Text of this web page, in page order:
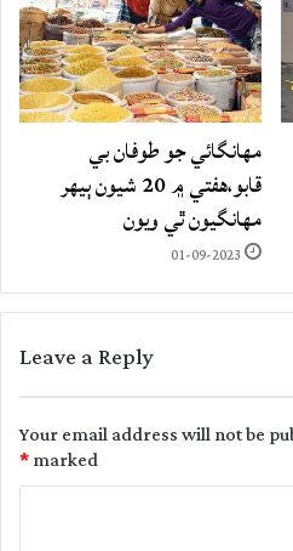
مهانگائي جو طوفان بي
قابو،هفتي ۾ 20 شيون ٻيهر
مهانگيون ٿي ويون
01-09-2023
Leave a Reply
Your email address will not be
marked
*